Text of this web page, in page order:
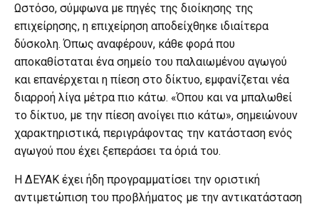
Ωστόσο, σύμφωνα με πηγές της διοίκησης της
επιχείρησης, η επιχείρηση αποδείχθηκε ιδιαίτερα
δύσκολη. Όπως αναφέρουν, κάθε φορά που
αποκαθίσταται ένα σημείο του παλαιωμένου αγωγού
και επανέρχεται η πίεση στο δίκτυο, εμφανίζεται νέα
διαρροή λίγα μέτρα πιο κάτω. «Όπου και να μπαλωθεί
το δίκτυο, με την πίεση ανοίγει πιο κάτω», σημειώνουν
χαρακτηριστικά, περιγράφοντας την κατάσταση ενός
αγωγού που έχει ξεπεράσει τα όριά του.
Η ΔΕΥΑΚ έχει ήδη προγραμματίσει την οριστική
αντιμετώπιση του προβλήματος με την αντικατάσταση